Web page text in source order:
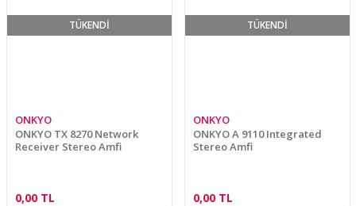
TÜKENDİ
ONKYO
ONKYO TX 8270 Network
Receiver Stereo Amfi
0,00 TL
TÜKENDİ
ONKYO
ONKYO A 9110 Integrated
Stereo Amfi
0,00 TL